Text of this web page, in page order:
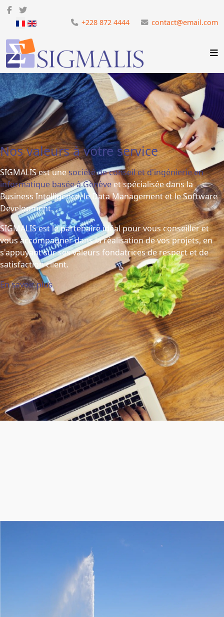
Sélectionnez votre langue
+228 872 4444 contact@email.com
Nos valeurs à votre service
SIGMALIS est une société de conseil et d'ingénierie en
informatique basée à Genèveet spécialisée dans la
Business Intelligence, le Data Management et le Software
Development.
SIGMALIS est le partenaire idéal pour vous conseiller et
vous accompagner dans la réalisation de vos projets, en
s'appuyant sur ses valeurs fondatrices de respect et de
satisfaction client.
En savoir plus